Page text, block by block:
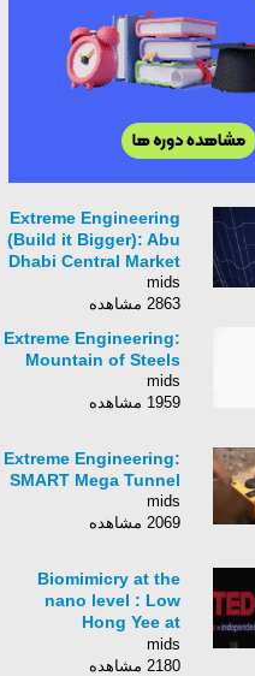
Extreme Engineering
(Build it Bigger): Abu
Dhabi Central Market
mids
2863 مشاهده
Extreme Engineering:
Mountain of Steels
mids
1959 مشاهده
Extreme Engineering:
SMART Mega Tunnel
mids
2069 مشاهده
Biomimicry at the
nano level : Low
Hong Yee at
TEDxSingaporeWomen
mids
2180 مشاهده